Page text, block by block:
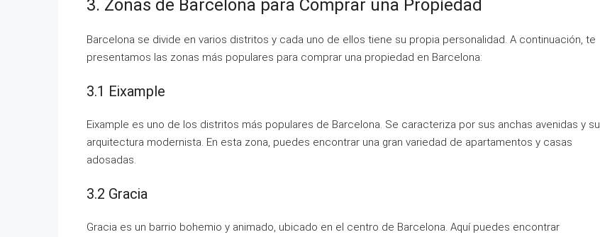
3. Zonas de Barcelona para Comprar una Propiedad
Barcelona se divide en varios distritos y cada uno de ellos tiene su propia personalidad. A continuación, te
presentamos las zonas más populares para comprar una propiedad en Barcelona:
3.1 Eixample
Eixample es uno de los distritos más populares de Barcelona. Se caracteriza por sus anchas avenidas y su
arquitectura modernista. En esta zona, puedes encontrar una gran variedad de apartamentos y casas
adosadas.
3.2 Gracia
Gracia es un barrio bohemio y animado, ubicado en el centro de Barcelona. Aquí puedes encontrar